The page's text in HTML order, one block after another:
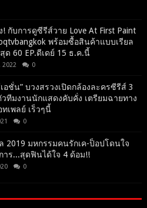
กับการดูซีรีส์วาย Love At First Paint
พร้อมซื้อสินค้าแบบเรียล
ด 60 EP.ดีเดย์ 15 ธ.ค.นี้
2022 0
อชั่น” บวงสรวงเปิดกล้องละครซีรีส์ 3
ทีมงานนักแสดงคับคั่ง เตรียมฉายทาง
เพลย์ เร็วๆนี้
0
2019 มหกรรมคนรักเค-ป็อปโดนใจ
าร...สุดฟินได้ใจ 4 ด้อม!!
0